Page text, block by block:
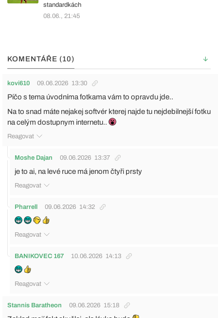
standardkách
08.06., 21:45
KOMENTÁŘE (10)
kovi610 09.06.2026 13:30
Píčo s tema úvodníma fotkama vám to opravdu jde..
Na to snad máte nejakej softvér kterej najde tu nejdebilnejší fotku
na celým dostupnym internetu..
Reagovat
Moshe Dajan 09.06.2026 13:37
je to ai, na levé ruce má jenom čtyři prsty
Reagovat
Pharrell 09.06.2026 14:32
Reagovat
BANIKOVEC 167 10.06.2026 14:13
Reagovat
Stannis Baratheon 09.06.2026 15:18